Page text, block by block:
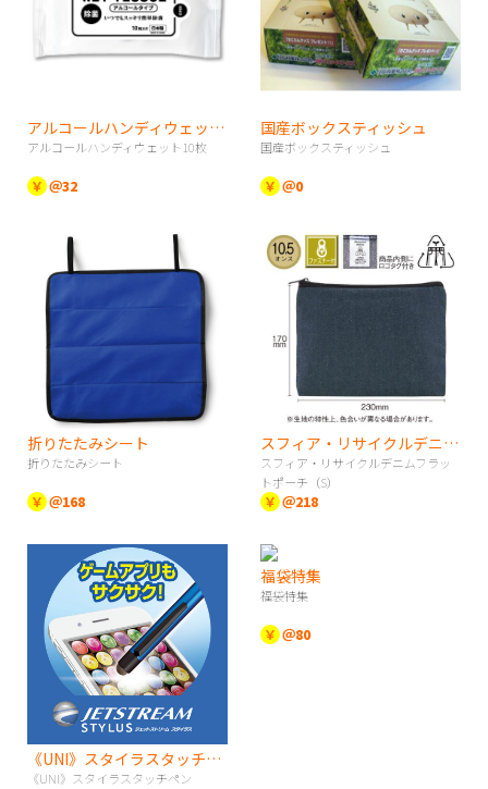
アルコールハンディウェット10枚
アルコールハンディウェット10枚
￥ ＠32
国産ボックスティッシュ
国産ボックスティッシュ
￥ ＠0
折りたたみシート
折りたたみシート
￥ ＠168
スフィア・リサイクルデニムフラットポーチ（S）
スフィア・リサイクルデニムフラッ
トポーチ（S）
￥ ＠218
《UNI》スタイラスタッチペン
《UNI》スタイラスタッチペン
福袋特集
福袋特集
￥ ＠80